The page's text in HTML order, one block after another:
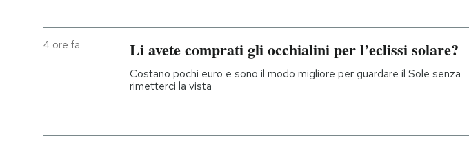
4 ore fa Li avete comprati gli occhialini per l’eclissi solare?
Costano pochi euro e sono il modo migliore per guardare il Sole senza
rimetterci la vista